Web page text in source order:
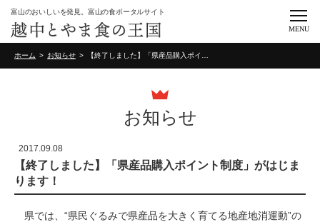
富山のおいしいを発見。富山の食ポータルサイト
MENU
ホーム お知らせ
お知らせ
2017.09.08
【終了しました】「県産品購入ポイント制度」がはじま
ります！
県では、“県民ぐるみで県産品を大きく育てる地産地消運動”の